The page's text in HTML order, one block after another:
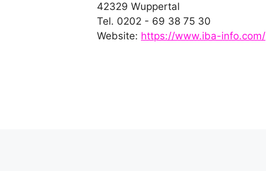
42329 Wuppertal
Tel. 0202 - 69 38 75 30
Website: https://www.iba-info.com/